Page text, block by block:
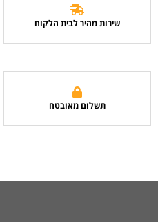
שירות מהיר לבית הלקוח
תשלום מאובטח